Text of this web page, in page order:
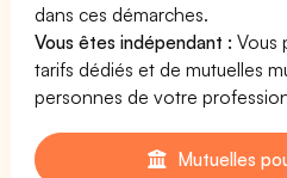
dans ces démarches.
Vous êtes indépendant : Vous
tarifs dédiés et de mutuelles
personnes de votre
Mutuelles